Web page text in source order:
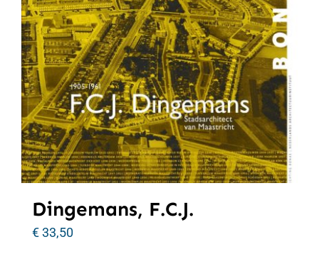
Dingemans, F.C.J.
€33,50